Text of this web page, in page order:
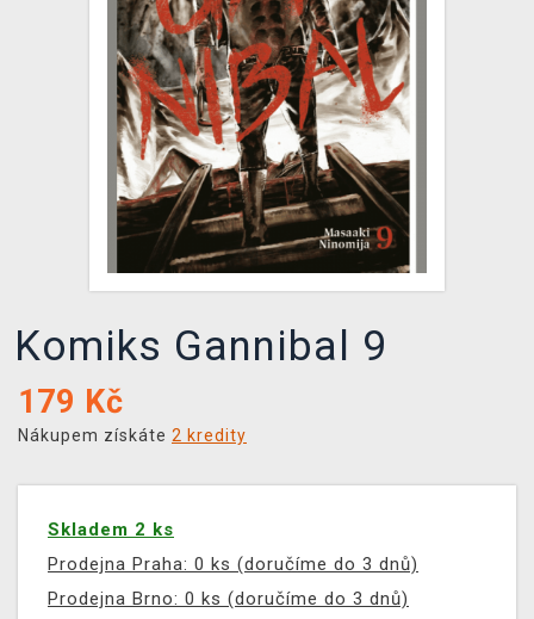
DOPRAVA
XZONE KLUB
TCG & BOARDGAME HUB
VÝKUP HER (BAZAR)
Komiks Gannibal 9
179 Kč
Nákupem získáte 2 kredity
Skladem 2 ks
Prodejna Praha: 0 ks (doručíme do 3 dnů)
Prodejna Brno: 0 ks (doručíme do 3 dnů)